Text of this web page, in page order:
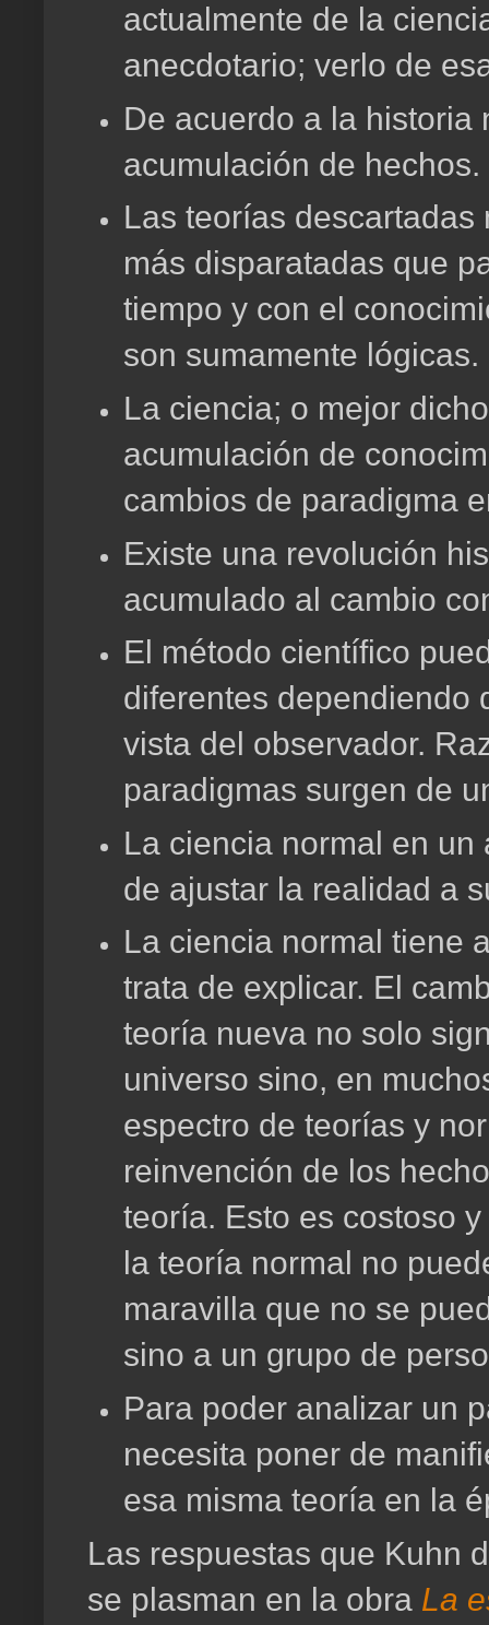
actualmente de la
anecdotario; verlo de
De acuerdo a la historia
acumulación de hechos.
Las teorías
más disparatadas que
tiempo y con el
son sumamente lógicas.
La ciencia; o mejor
acumulación de
cambios de paradigma
Existe una revolución
acumulado al cambio
El método científico
diferentes dependiendo
vista del observador.
paradigmas surgen de
La ciencia normal en
de ajustar la realidad a
La ciencia normal tiene
trata de explicar. El
teoría nueva no solo
universo sino, en
espectro de teorías y
reinvención de los
teoría. Esto es costoso
la teoría normal no
maravilla que no se
sino a un grupo de
Para poder analizar un
necesita poner de
esa misma teoría en la
Las respuestas que Kuhn
se plasman en la obra La